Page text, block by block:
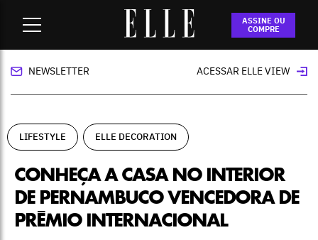
ASSINE OU
COMPRE
Conheça a casa no interior de Pernambuco
vencedora de prêmio internacional
NEWSLETTER ACESSAR ELLE VIEW
LIFESTYLE ELLE DECORATION
CONHEÇA A CASA NO INTERIOR
DE PERNAMBUCO VENCEDORA DE
PRÊMIO INTERNACIONAL